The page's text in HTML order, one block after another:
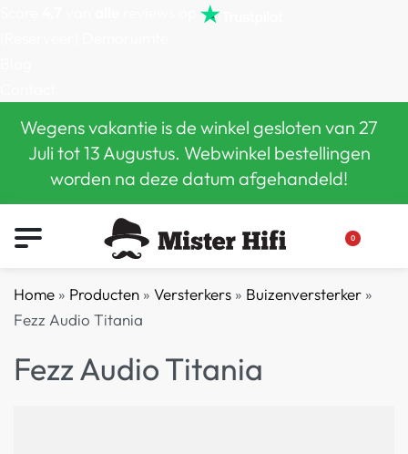
Wegens vakantie is de winkel gesloten van 27
Juli tot 13 Augustus. Webwinkel bestellingen
worden na deze datum afgehandeld!
0
Home » Producten » Versterkers » Buizenversterker »
Fezz Audio Titania
Fezz Audio Titania